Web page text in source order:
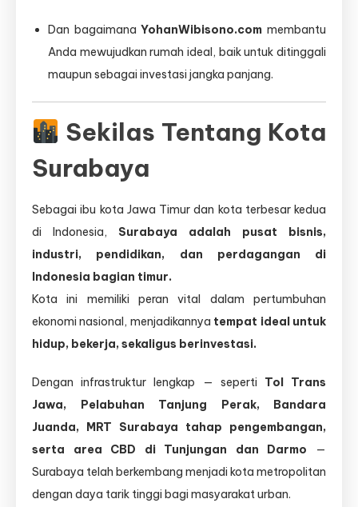
Dan bagaimanaYohanWibisono.com membantu
Anda mewujudkan rumah ideal, baik untuk ditinggali
maupun sebagai investasi jangka panjang.
Sekilas Tentang Kota
Surabaya
Sebagai ibu kota Jawa Timur dan kota terbesar kedua
di Indonesia, Surabaya adalah pusat bisnis,
industri, pendidikan, dan perdagangan di
Indonesia bagian timur.
Kota ini memiliki peran vital dalam pertumbuhan
ekonomi nasional, menjadikannya tempat ideal untuk
hidup, bekerja, sekaligus berinvestasi.
Dengan infrastruktur lengkap — seperti Tol Trans
Jawa, Pelabuhan Tanjung Perak, Bandara
Juanda, MRT Surabaya tahap pengembangan,
serta area CBD di Tunjungan dan Darmo —
Surabaya telah berkembang menjadi kota metropolitan
dengan daya tarik tinggi bagi masyarakat urban.